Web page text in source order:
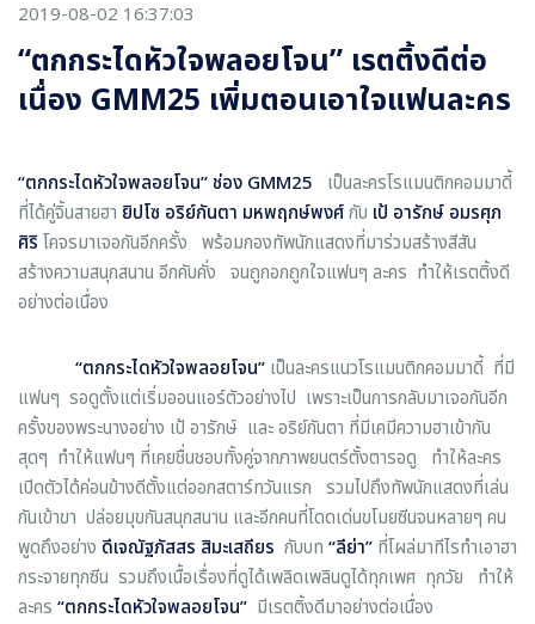
2019-08-02 16:37:03
“ตกกระไดหัวใจพลอยโจน” เรตติ้งดีต่อ
เนื่อง GMM25 เพิ่มตอนเอาใจแฟนละคร
“ตกกระไดหัวใจพลอยโจน” ช่อง GMM25 เป็นละครโรแมนติกคอมมาดี้
ที่ได้คู่จิ้นสายฮา ยิปโซ อริย์กันตา มหพฤกษ์พงศ์กับ เป้ อารักษ์ อมรศุภ
ศิริ โคจรมาเจอกันอีกครั้ง พร้อมกองทัพนักแสดงที่มาร่วมสร้างสีสัน
สร้างความสนุกสนาน อีกคับคั่ง จนถูกอกถูกใจแฟนๆ ละคร ทำให้เรตติ้งดี
อย่างต่อเนื่อง
“ตกกระไดหัวใจพลอยโจน” เป็นละครแนวโรแมนติกคอมมาดี้ ที่มี
แฟนๆ รอดูตั้งแต่เริ่มออนแอร์ตัวอย่างไป เพราะเป็นการกลับมาเจอกันอีก
ครั้งของพระนางอย่าง เป้ อารักษ์ และ อริย์กันตา ที่มีเคมีความฮาเข้ากัน
สุดๆ ทำให้แฟนๆ ที่เคยชื่นชอบทั้งคู่จากภาพยนตร์ตั้งตารอดู ทำให้ละคร
เปิดตัวได้ค่อนข้างดีตั้งแต่ออกสตาร์ทวันแรก รวมไปถึงทัพนักแสดงที่เล่น
กันเข้าขา ปล่อยมุขกันสนุกสนาน และอีกคนที่โดดเด่นขโมยซีนจนหลายๆ คน
พูดถึงอย่าง ดีเจณัฐภัสสร สิมะเสถียร กับบท “ลีย่า” ที่โผล่มาทีไรทำเอาฮา
กระจายทุกซีน รวมถึงเนื้อเรื่องที่ดูได้เพลิดเพลินดูได้ทุกเพศ ทุกวัย ทำให้
ละคร “ตกกระไดหัวใจพลอยโจน” มีเรตติ้งดีมาอย่างต่อเนื่อง